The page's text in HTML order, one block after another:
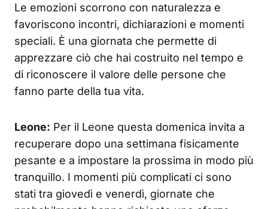
Le emozioni scorrono con naturalezza e
favoriscono incontri, dichiarazioni e momenti
speciali. È una giornata che permette di
apprezzare ciò che hai costruito nel tempo e
di riconoscere il valore delle persone che
fanno parte della tua vita.
Leone: Per il Leone questa domenica invita a
recuperare dopo una settimana fisicamente
pesante e a impostare la prossima in modo più
tranquillo. I momenti più complicati ci sono
stati tra giovedì e venerdì, giornate che